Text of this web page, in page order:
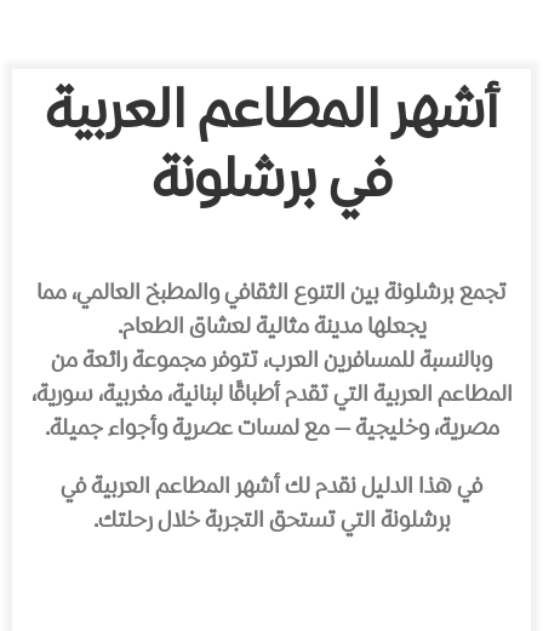
أشهر المطاعم العربية
في برشلونة
تجمع برشلونة بين التنوع الثقافي والمطبخ العالمي، مما
يجعلها مدينة مثالية لعشاق الطعام.
وبالنسبة للمسافرين العرب، تتوفر مجموعة رائعة من
المطاعم العربية التي تقدم أطباقًا لبنانية، مغربية، سورية،
مصرية، وخليجية — مع لمسات عصرية وأجواء جميلة.
في هذا الدليل نقدم لك أشهر المطاعم العربية في
برشلونة التي تستحق التجربة خلال رحلتك.